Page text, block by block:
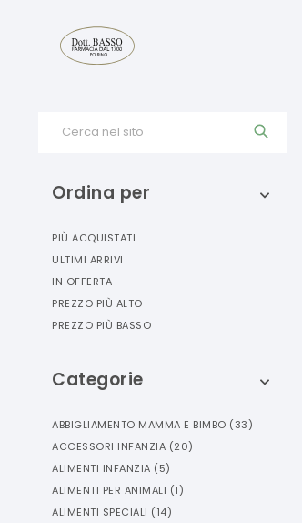
Cerca nel sito
Ordina per
PIÙ ACQUISTATI
ULTIMI ARRIVI
IN OFFERTA
PREZZO PIÙ ALTO
PREZZO PIÙ BASSO
Categorie
ABBIGLIAMENTO MAMMA E BIMBO (33)
ACCESSORI INFANZIA (20)
ALIMENTI INFANZIA (5)
ALIMENTI PER ANIMALI (1)
ALIMENTI SPECIALI (14)